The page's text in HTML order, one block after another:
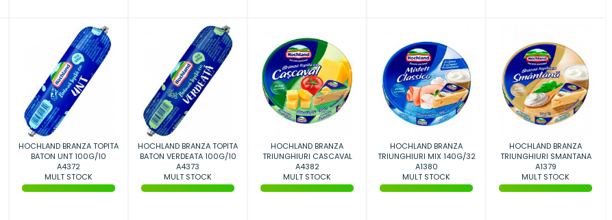
HOCHLAND BRANZA TOPITA
BATON UNT 100G/10
A4372
MULT STOCK
HOCHLAND BRANZA TOPITA
BATON VERDEATA 100G/10
A4373
MULT STOCK
HOCHLAND BRANZA
TRIUNGHIURI CASCAVAL
140G/32
A4382
MULT STOCK
HOCHLAND BRANZA
TRIUNGHIURI MIX 140G/32
A1380
MULT STOCK
HOCHLAND BRANZA
TRIUNGHIURI SMANTANA
140G/32
A1379
MULT STOCK